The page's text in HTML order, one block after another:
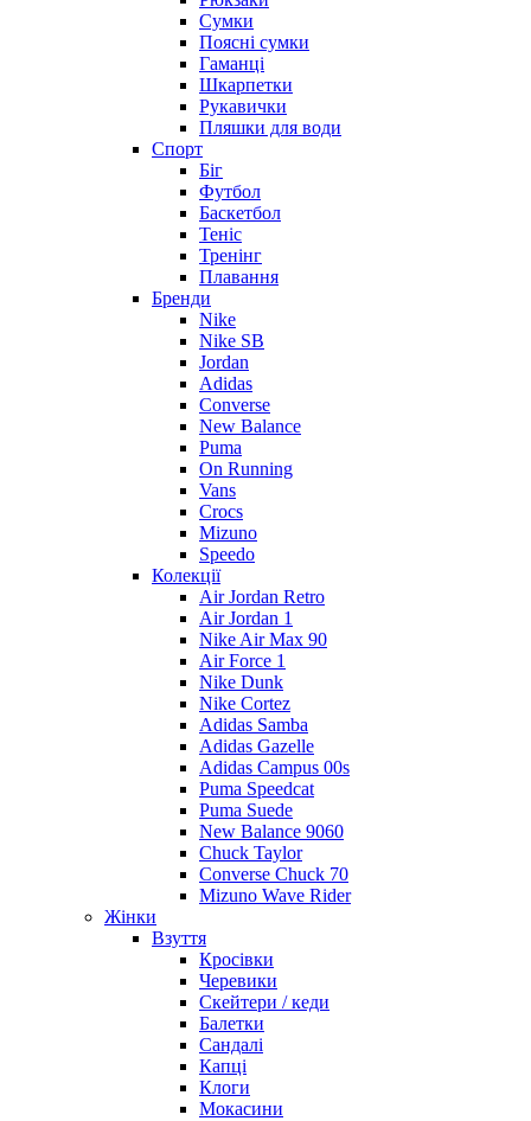
Сумки
Поясні сумки
Гаманці
Шкарпетки
Рукавички
Пляшки для води
Спорт
Біг
Футбол
Баскетбол
Теніс
Тренінг
Плавання
Бренди
Nike
Nike SB
Jordan
Adidas
Converse
New Balance
Puma
On Running
Vans
Crocs
Mizuno
Speedo
Колекції
Air Jordan Retro
Air Jordan 1
Nike Air Max 90
Air Force 1
Nike Dunk
Nike Cortez
Adidas Samba
Adidas Gazelle
Adidas Campus 00s
Puma Speedcat
Puma Suede
New Balance 9060
Chuck Taylor
Converse Chuck 70
Mizuno Wave Rider
Жінки
Взуття
Кросівки
Черевики
Скейтери / кеди
Балетки
Сандалі
Капці
Клоги
Мокасини